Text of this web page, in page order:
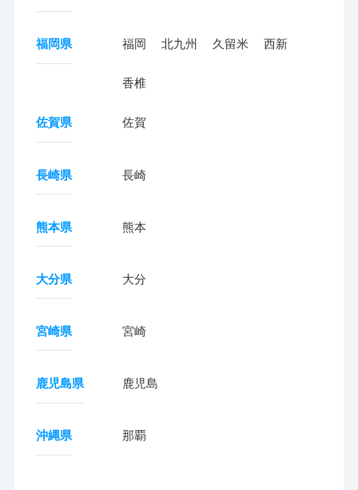
福岡県 福岡 北九州 久留米 西新
香椎
佐賀県 佐賀
長崎県 長崎
熊本県 熊本
大分県 大分
宮崎県 宮崎
鹿児島県 鹿児島
沖縄県 那覇